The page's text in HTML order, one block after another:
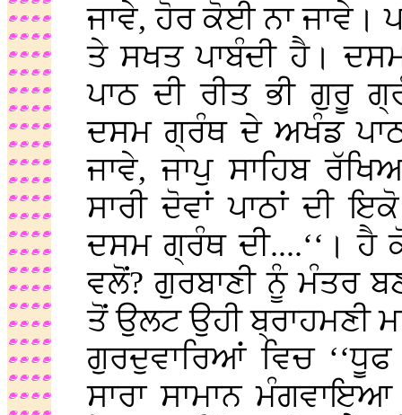
ਜਾਵੇ, ਹੋਰ ਕੋਈ ਨਾ ਜਾਵੇ।
ਤੇ ਸਖਤ ਪਾਬੰਦੀ ਹੈ।
ਪਾਠ ਦੀ ਰੀਤ ਭੀ ਗੁਰੂ
ਦਸਮ ਗ੍ਰੰਥ ਦੇ ਅਖੰਡ ਪਾਠ
ਜਾਵੇ, ਜਾਪੁ ਸਾਹਿਬ
ਸਾਰੀ ਦੋਵਾਂ ਪਾਠਾਂ ਦੀ
ਦਸਮ ਗ੍ਰੰਥ ਦੀ....‘‘।
ਵਲੋਂ? ਗੁਰਬਾਣੀ ਨੂੰ ਮੰਤਰ
ਤੋਂ ਉਲਟ ਉਹੀ ਬ੍ਰਾਹਮਣੀ
ਗੁਰਦੁਵਾਰਿਆਂ ਵਿਚ
ਸਾਰਾ ਸਾਮਾਨ